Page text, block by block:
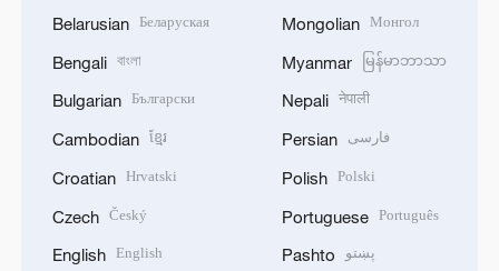
Belarusian Беларуская
Bengali বাংলা
Bulgarian Български
Cambodian ខ្មែរ
Croatian Hrvatski
Czech Český
English English
Mongolian Монгол
Myanmar မြန်မာဘာသာ
Nepali नेपाली
Persian فارسی
Polish Polski
Portuguese Português
Pashto پښتو